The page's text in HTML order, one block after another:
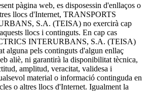
pàgina web, es disposessin d'enllaços o
llocs d'Internet, TRANSPORTS
S.A. (TEISA) no exercirà cap
llocs i continguts. En cap cas
INTERURBANS, S.A. (TEISA)
alguna pels continguts d'algun enllaç
aliè, ni garantirà la disponibilitat tècnica,
amplitud, veracitat, validesa i
material o informació continguda en
o altres llocs d'Internet. Igualment la